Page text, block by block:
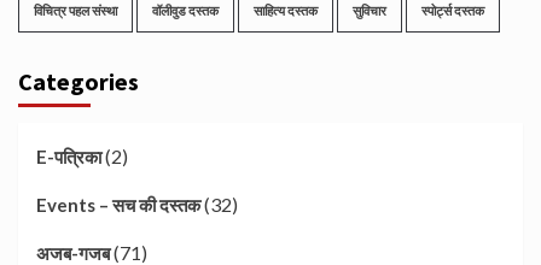
विचित्र पहल संस्था वॉलीवुड दस्तक साहित्य दस्तक सुविचार स्पोर्ट्स दस्तक
Categories
E-पत्रिका(2)
Events – सच की दस्तक(32)
अजब-गजब(71)